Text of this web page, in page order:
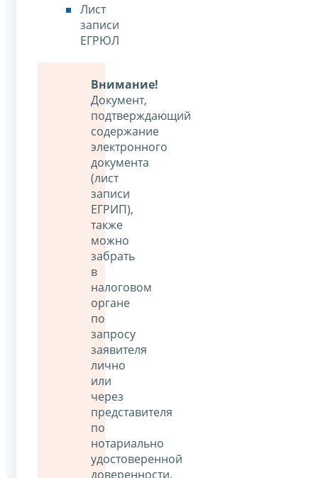
Лист
записи
ЕГРЮЛ
Внимание!
Документ,
подтверждающий
содержание
электронного
документа
(лист
записи
ЕГРИП),
также
можно
забрать
в
налоговом
органе
по
запросу
заявителя
лично
или
через
представителя
по
нотариально
удостоверенной
доверенности.